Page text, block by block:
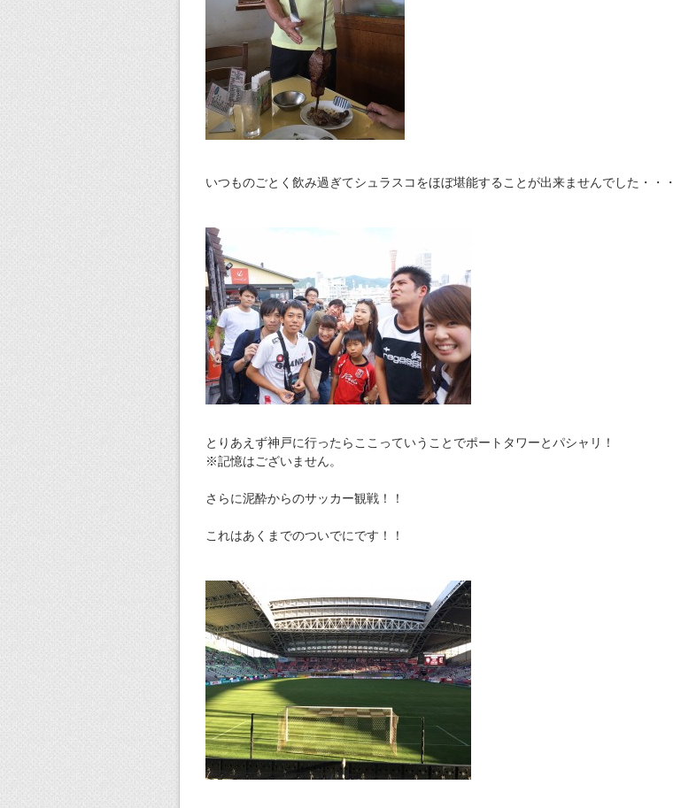
いつものごとく飲み過ぎてシュラスコをほぼ堪能することが出来ませんでした・・・
とりあえず神戸に行ったらここっていうことでポートタワーとパシャリ！
※記憶はございません。
さらに泥酔からのサッカー観戦！！
これはあくまでのついでにです！！